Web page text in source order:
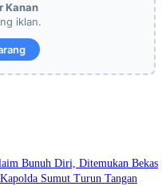
Kanan
iklan.
Bunuh Diri, Ditemukan Bekas
Sumut Turun Tangan